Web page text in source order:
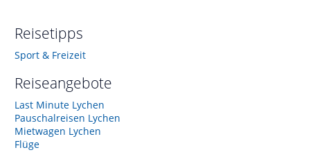
Reisetipps
Sport & Freizeit
Reiseangebote
Last Minute Lychen
Pauschalreisen Lychen
Mietwagen Lychen
Flüge